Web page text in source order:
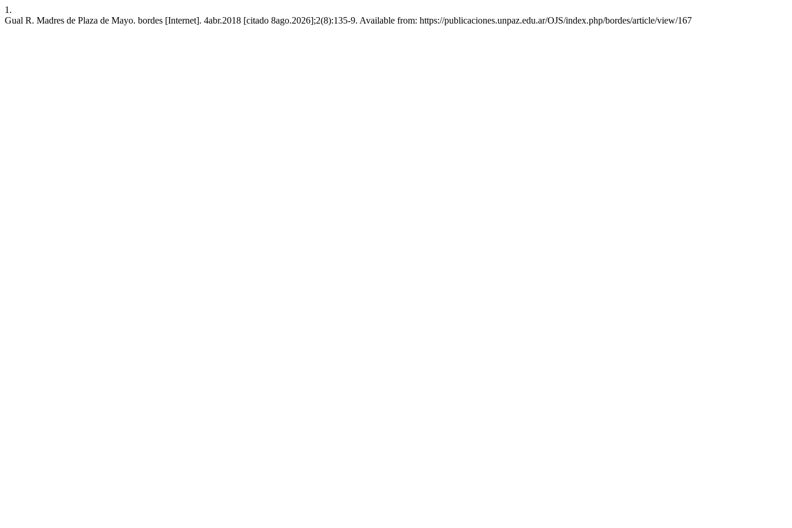
1.
Gual R. Madres de Plaza de Mayo. bordes [Internet]. 4abr.2018 [citado 8ago.2026];2(8):135-9. Available from: https://publicaciones.unpaz.edu.ar/OJS/index.php/bordes/article/view/167